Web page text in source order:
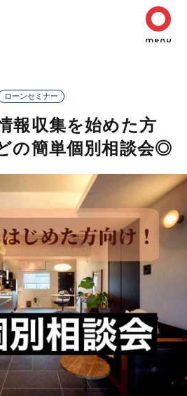
ローンセミナー
報収集を始めた方
の簡単個別相談会◎